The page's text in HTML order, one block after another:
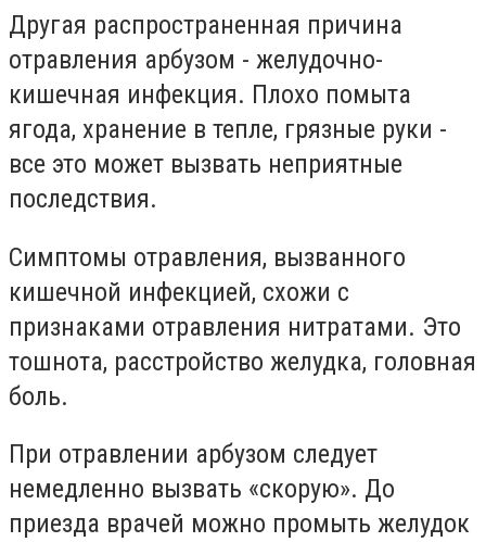
Другая распространенная причина
отравления арбузом - желудочно-
кишечная инфекция. Плохо помыта
ягода, хранение в тепле, грязные руки -
все это может вызвать неприятные
последствия.
Симптомы отравления, вызванного
кишечной инфекцией, схожи с
признаками отравления нитратами. Это
тошнота, расстройство желудка, головная
боль.
При отравлении арбузом следует
немедленно вызвать «скорую». До
приезда врачей можно промыть желудок